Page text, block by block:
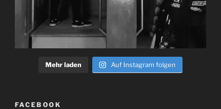
Mehr laden Auf Instagram folgen
FACEBOOK